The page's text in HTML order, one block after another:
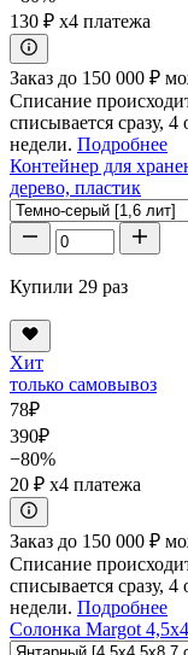
130 ₽ x4 платежа
Заказ до 150 000 ₽
Списание
списывается сразу,
недели. Подробнее
Контейнер для
дерево, пластик
Купили 29 раз
Хит
только самовывоз
78₽
390₽
−80%
20 ₽ x4 платежа
Заказ до 150 000 ₽
Списание
списывается сразу,
недели. Подробнее
Солонка Margot